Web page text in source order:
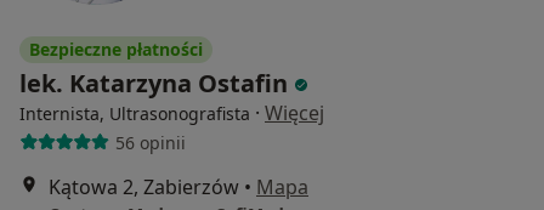
Bezpieczne płatności
lek. Katarzyna Ostafin
Internista, Ultrasonografista · Więcej
56 opinii
Kątowa 2, Zabierzów • Mapa